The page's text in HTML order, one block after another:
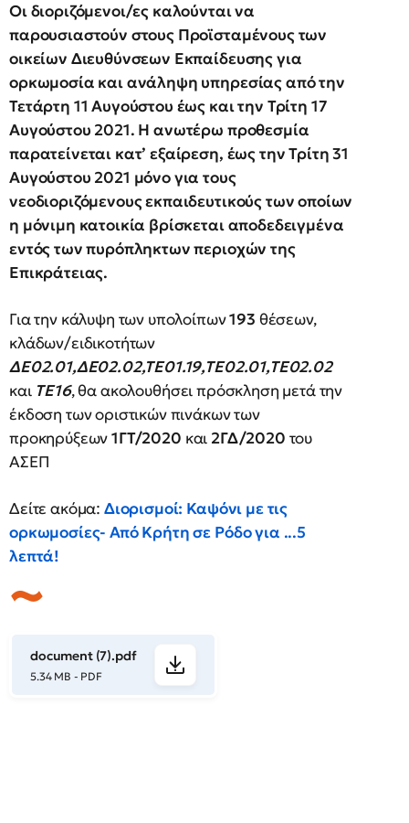
Οι διοριζόμενοι/ες καλούνται να
παρουσιαστούν στους Προϊσταμένους των
οικείων Διευθύνσεων Εκπαίδευσης για
ορκωμοσία και ανάληψη υπηρεσίας από την
Τετάρτη 11 Αυγούστου έως και την Τρίτη 17
Αυγούστου 2021. Η ανωτέρω προθεσμία
παρατείνεται κατ’ εξαίρεση, έως την Τρίτη 31
Αυγούστου 2021 μόνο για τους
νεοδιοριζόμενους εκπαιδευτικούς των οποίων
η μόνιμη κατοικία βρίσκεται αποδεδειγμένα
εντός των πυρόπληκτων περιοχών της
Επικράτειας.
Για την κάλυψη των υπολοίπων193 θέσεων,
κλάδων/ειδικοτήτων
ΔΕ02.01,ΔΕ02.02,ΤΕ01.19,ΤΕ02.01,ΤΕ02.02
και ΤΕ16, θα ακολουθήσει πρόσκληση μετά την
έκδοση των οριστικών πινάκων των
προκηρύξεων1ΓΤ/2020 και 2ΓΔ/2020 του
ΑΣΕΠ
Δείτε ακόμα: Διορισμοί: Καψόνι με τις
ορκωμοσίες- Από Κρήτη σε Ρόδο για ...5
λεπτά!
document (7).pdf
5.34 MB - PDF